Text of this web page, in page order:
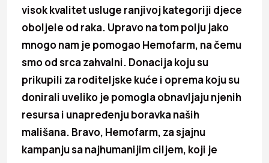
visok kvalitet usluge ranjivoj kategoriji djece
oboljele od raka. Upravo na tom polju jako
mnogo nam je pomogao Hemofarm, na čemu
smo od srca zahvalni. Donacija koju su
prikupili za roditeljske kuće i oprema koju su
donirali uveliko je pomogla obnavljaju njenih
resursa i unapređenju boravka naših
mališana. Bravo, Hemofarm, za sjajnu
kampanju sa najhumanijim ciljem, koji je